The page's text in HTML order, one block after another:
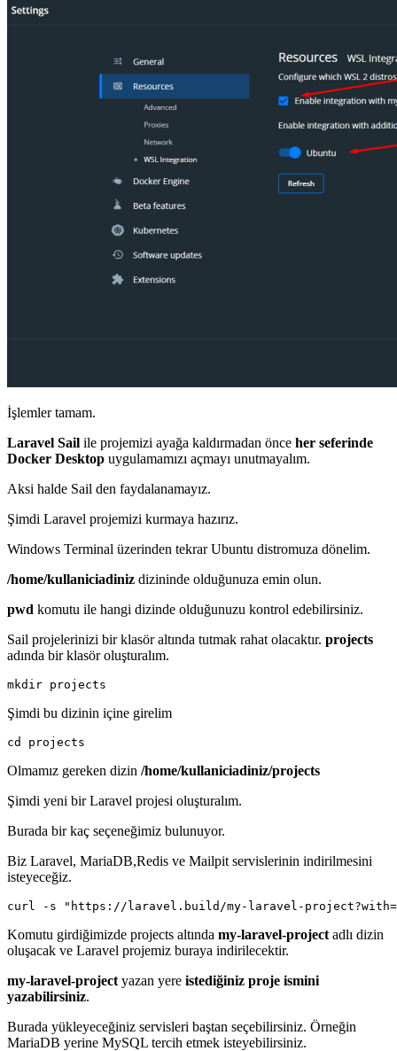
İşlemler tamam.
Laravel Sail ile projemizi ayağa kaldırmadan önce her seferinde
Docker Desktop uygulamamızı açmayı unutmayalım.
Aksi halde Sail den faydalanamayız.
Şimdi Laravel projemizi kurmaya hazırız.
Windows Terminal üzerinden tekrar Ubuntu distromuza dönelim.
/home/kullaniciadiniz dizininde olduğunuza emin olun.
pwd komutu ile hangi dizinde olduğunuzu kontrol edebilirsiniz.
Sail projelerinizi bir klasör altında tutmak rahat olacaktır. projects
adında bir klasör oluşturalım.
mkdir projects
Şimdi bu dizinin içine girelim
cd projects
Olmamız gereken dizin /home/kullaniciadiniz/projects
Şimdi yeni bir Laravel projesi oluşturalım.
Burada bir kaç seçeneğimiz bulunuyor.
Biz Laravel, MariaDB,Redis ve Mailpit servislerinin indirilmesini
isteyeceğiz.
curl -s "https://laravel.build/my-laravel-
Komutu girdiğimizde projects altında my-laravel-project adlı dizin
oluşacak ve Laravel projemiz buraya indirilecektir.
my-laravel-project yazan yere istediğiniz proje ismini
yazabilirsiniz.
Burada yükleyeceğiniz servisleri baştan seçebilirsiniz. Örneğin
MariaDB yerine MySQL tercih etmek isteyebilirsiniz.